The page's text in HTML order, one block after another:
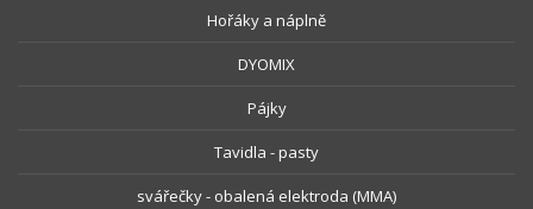
Hořáky a náplně
DYOMIX
Pájky
Tavidla - pasty
svářečky - obalená elektroda (MMA)